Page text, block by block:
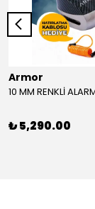
Armor
₺ 5,290.00